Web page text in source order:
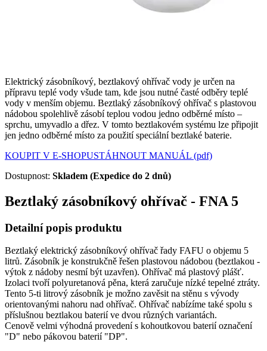
Elektrický zásobníkový, beztlakový ohřívač vody je určen na
přípravu teplé vody všude tam, kde jsou nutné časté odběry teplé
vody v menším objemu. Beztlaký zásobníkový ohřívač s plastovou
nádobou spolehlivě zásobí teplou vodou jedno odběrné místo –
sprchu, umyvadlo a dřez. V tomto beztlakovém systému lze připojit
jen jedno odběrné místo za použití speciální beztlaké baterie.
KOUPIT V E-SHOPUSTÁHNOUT MANUÁL (pdf)
Dostupnost: Skladem (Expedice do 2 dnů)
Beztlaký zásobníkový ohřívač - FNA 5
Detailní popis produktu
Beztlaký elektrický zásobníkový ohřívač řady FAFU o objemu 5
litrů. Zásobník je konstrukčně řešen plastovou nádobou (beztlakou -
výtok z nádoby nesmí být uzavřen). Ohřívač má plastový plášť.
Izolaci tvoří polyuretanová pěna, která zaručuje nízké tepelné ztráty.
Tento 5-ti litrový zásobník je možno zavěsit na stěnu s vývody
orientovanými nahoru nad ohřívač. Ohřívač nabízíme také spolu s
příslušnou beztlakou baterií ve dvou různých variantách.
Cenově velmi výhodná provedení s kohoutkovou baterií označení
"D" nebo pákovou baterií "DP".